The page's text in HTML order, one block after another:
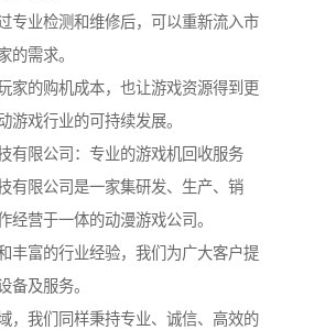
专业检测和维修后，可以重新流入市
的需求。
家的购机成本，也让游戏资源得到更
游戏行业的可持续发展。
有限公司：专业的游戏机回收服务
有限公司是一家集研发、生产、销
经营于一体的动漫游戏公司。
丰富的行业经验，我们为广大客户提
备及服务。
，我们同样秉持专业、诚信、高效的